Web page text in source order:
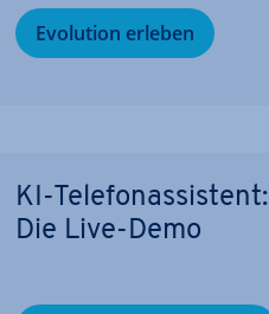
Evolution erleben
KI-Te­le­fon­as­sis­tent:
Die Live-Demo